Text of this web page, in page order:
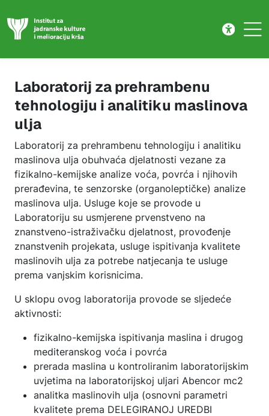
Laboratorij za prehrambenu
tehnologiju i analitiku maslinova
ulja
Laboratorij za prehrambenu tehnologiju i analitiku
maslinova ulja obuhvaća djelatnosti vezane za
fizikalno-kemijske analize voća, povrća i njihovih
prerađevina, te senzorske (organoleptičke) analize
maslinova ulja. Usluge koje se provode u
Laboratoriju su usmjerene prvenstveno na
znanstveno-istraživačku djelatnost, provođenje
znanstvenih projekata, usluge ispitivanja kvalitete
maslinovih ulja za potrebe natjecanja te usluge
prema vanjskim korisnicima.
U sklopu ovog laboratorija provode se sljedeće
aktivnosti:
fizikalno-kemijska ispitivanja maslina i drugog
mediteranskog voća i povrća
prerada maslina u kontroliranim laboratorijskim
uvjetima na laboratorijskoj uljari Abencor mc2
analitka maslinovih ulja (osnovni parametri
kvalitete prema DELEGIRANOJ UREDBI